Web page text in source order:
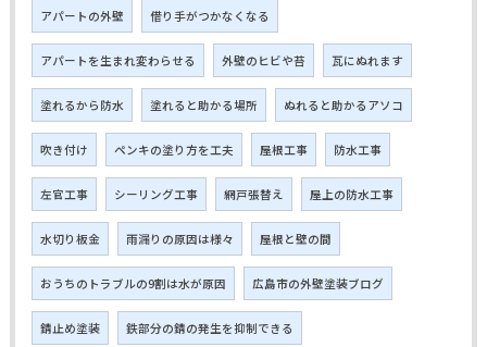
アパートの外壁 借り手がつかなくなる
アパートを生まれ変わらせる 外壁のヒビや苔 瓦にぬれます
塗れるから防水 塗れると助かる場所 ぬれると助かるアソコ
吹き付け ペンキの塗り方を工夫 屋根工事 防水工事
左官工事 シーリング工事 網戸張替え 屋上の防水工事
水切り板金 雨漏りの原因は様々 屋根と壁の間
おうちのトラブルの9割は水が原因 広島市の外壁塗装ブログ
錆止め塗装 鉄部分の錆の発生を抑制できる